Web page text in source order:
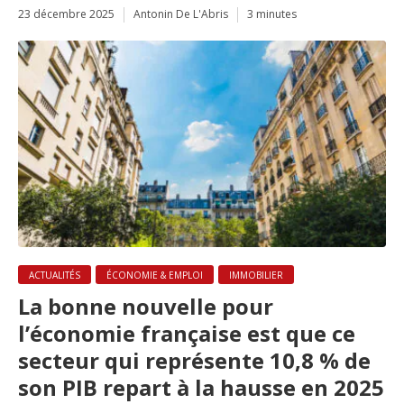
23 décembre 2025 Antonin De L'Abris 3 minutes
ACTUALITÉS ÉCONOMIE & EMPLOI IMMOBILIER
La bonne nouvelle pour
l’économie française est que ce
secteur qui représente 10,8 % de
son PIB repart à la hausse en 2025